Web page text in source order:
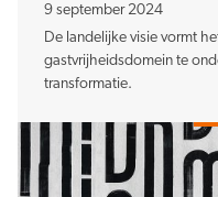
Kennis en data
9 september 2024
De landelijke visie vormt
gastvrijheidsdomein te
transformatie.